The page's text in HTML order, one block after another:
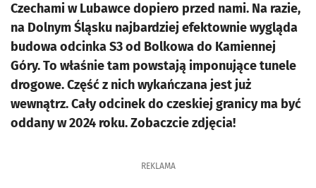
Czechami w Lubawce dopiero przed nami. Na razie,
na Dolnym Śląsku najbardziej efektownie wygląda
budowa odcinka S3 od Bolkowa do Kamiennej
Góry. To właśnie tam powstają imponujące tunele
drogowe. Część z nich wykańczana jest już
wewnątrz. Cały odcinek do czeskiej granicy ma być
oddany w 2024 roku. Zobaczcie zdjęcia!
REKLAMA